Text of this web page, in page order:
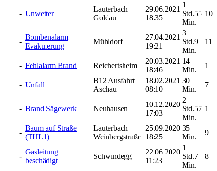
- Unwetter
Lauterbach
Goldau
29.06.2021
18:35
1
Std.55
Min.
10
-
Bombenalarm
Evakuierung
Mühldorf
27.04.2021
19:21
3
Std.9
Min.
11
- Fehlalarm Brand Reichertsheim
20.03.2021
18:46
14
Min.
1
- Unfall
B12 Ausfahrt
Aschau
18.02.2021
08:10
30
Min.
7
- Brand Sägewerk Neuhausen
10.12.2020
17:03
2
Std.57
Min.
1
-
Baum auf Straße
(THL1)
Lauterbach
Weinbergstraße
25.09.2020
18:25
35
Min.
9
-
Gasleitung
beschädigt
Schwindegg
22.06.2020
11:23
1
Std.7
Min.
8